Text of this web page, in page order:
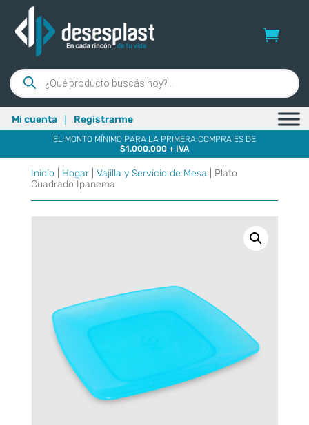
Búsqueda
de
productos
Mi cuenta | Registrarme
EL MONTO MÍNIMO PARA LA PRIMERA COMPRA ES DE
$1.000.000 + IVA
Inicio Hogar| Vajilla y Servicio de Mesa | Plato
Cuadrado Ipanema